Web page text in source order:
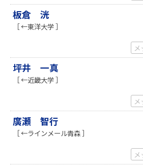
板倉 洸
［ ←東洋大学 ］
メ
坪井 一真
［ ←近畿大学 ］
メ
廣瀬 智行
［ ←ラインメール青森 ］
メ